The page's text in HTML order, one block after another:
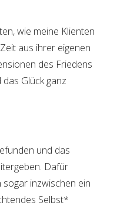
wie meine Klienten
aus ihrer eigenen
des Friedens
Glück ganz
und das
Dafür
inzwischen ein
Selbst*